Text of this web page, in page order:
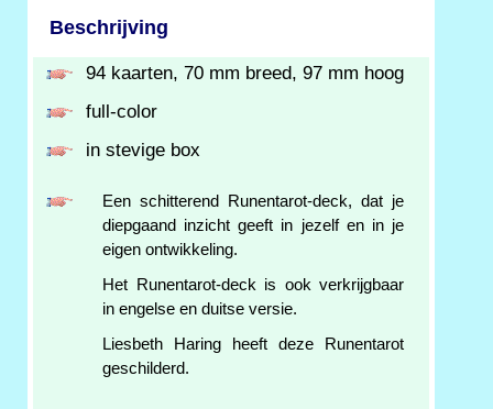
Beschrijving
94 kaarten, 70 mm breed, 97 mm hoog
full-color
in stevige box
Een schitterend Runentarot-deck, dat je
diepgaand inzicht geeft in jezelf en in je
eigen ontwikkeling.
Het Runentarot-deck is ook verkrijgbaar
in engelse en duitse versie.
Liesbeth Haring heeft deze Runentarot
geschilderd.